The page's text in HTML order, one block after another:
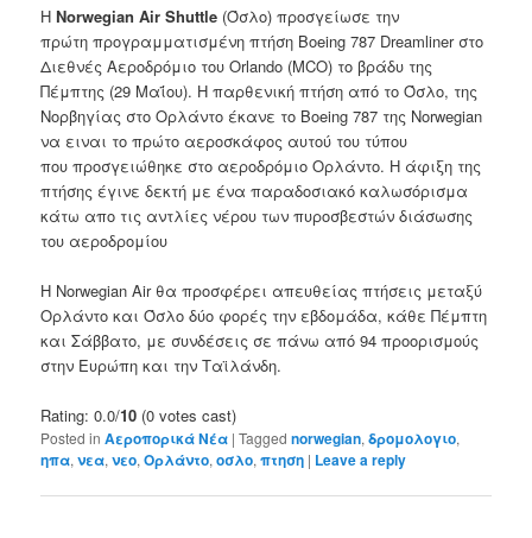
ΗNorwegian Air Shuttle (Όσλο)προσγείωσε την
πρώτηπρογραμματισμένη πτήση Boeing 787 Dreamliner στο
Διεθνές Αεροδρόμιο τουOrlando (MCO) το βράδυ της
Πέμπτης (29 Μαΐου). Η παρθενική πτήση από το Όσλο, της
Νορβηγίας στο Ορλάντο έκανε το Boeing 787 της Norwegian
να ειναι το πρώτο αεροσκάφος αυτού του τύπου
που προσγειώθηκε στο αεροδρόμιοΟρλάντο. Η άφιξη της
πτήσης έγινε δεκτή με ένα παραδοσιακό καλωσόρισμα
κάτω απο τις αντλίες νέρου των πυροσβεστώνδιάσωσης
του αεροδρομίου
Η Norwegian Air θα προσφέρει απευθείας πτήσεις μεταξύ
Ορλάντο και Όσλο δύο φορές την εβδομάδα, κάθεΠέμπτη
και Σάββατο, με συνδέσεις σε πάνω από 94 προορισμούς
στην Ευρώπη και την Ταϊλάνδη.
Rating: 0.0/10 (0 votes cast)
Posted in Αεροπορικά Νέα |Tagged norwegian,δρομολογιο,
ηπα,νεα,νεο,Ορλάντο,οσλο,πτηση | Leave a reply